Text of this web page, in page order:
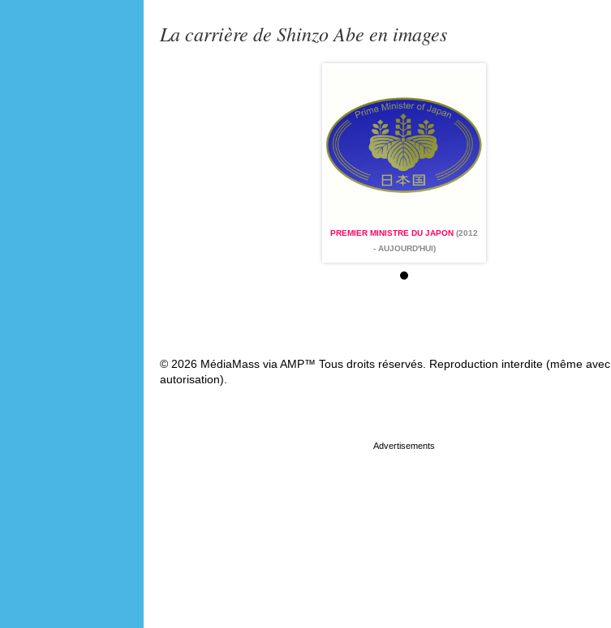
La carrière de Shinzo Abe en images
PREMIER MINISTRE DU JAPON (2012
- AUJOURD'HUI)
© 2026 MédiaMass via AMP™ Tous droits réservés. Reproduction interdite (même avec
autorisation).